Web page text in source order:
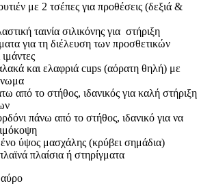
με 2 τσέπες για προθέσεις (δεξιά &
ταινία σιλικόνης για στήριξη
για τη διέλευση των προσθετικών
και ελαφριά cups (αόρατη θηλή) με
από το στήθος, ιδανικός για καλή στήριξη
πάνω από το στήθος, ιδανικό για να
ύψος μασχάλης (κρύβει σημάδια)
πλαίσια ή στηρίγματα